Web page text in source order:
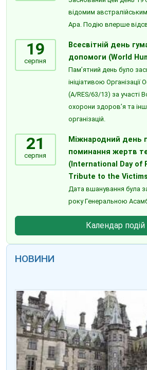
відомим
Ара. Подію вперше
19
серпня
Всесвітній день
допомоги (World
Пам’ятний день було
ініціативою Організації
(A/RES/63/13) за участі
охорони здоров’я та
організацій.
21
серпня
Міжнародний день
поминання жертв
(International Day of
Tribute to the
Дата вшанування була
року Генеральною
Календар подій
НОВИНИ